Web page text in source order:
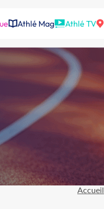
Athlé Mag Athlé TV
Accueil